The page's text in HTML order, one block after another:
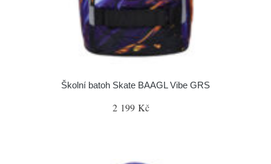
Školní batoh Skate BAAGL Vibe GRS
2 199 Kč